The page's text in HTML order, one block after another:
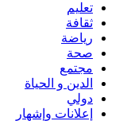
تعليم
ثقافة
رياضة
صحة
مجتمع
الدين و الحياة
دولي
إعلانات وإشهار